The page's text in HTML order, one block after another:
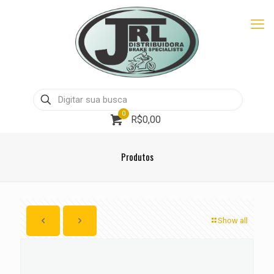
0
R$0,00
Produtos
Show all